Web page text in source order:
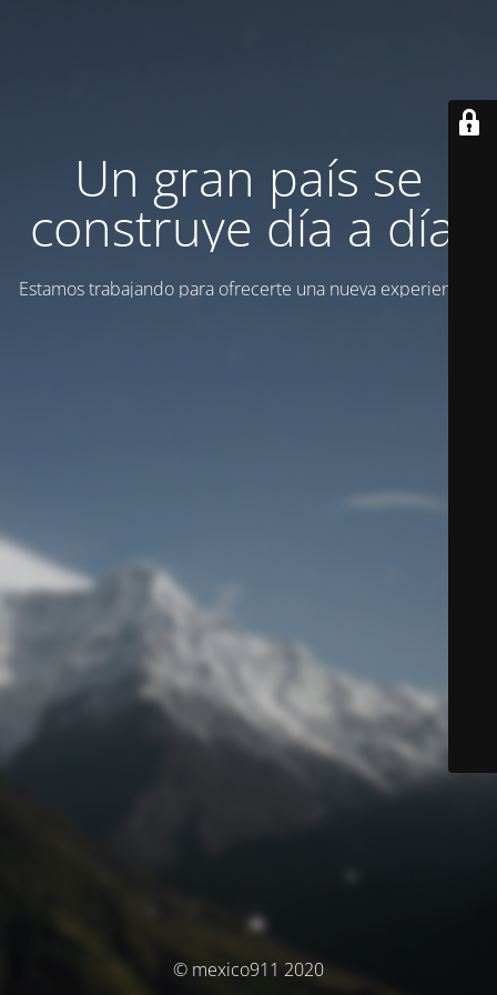
Un gran país se
construye día a día.
Estamos trabajando para ofrecerte una nueva experiencia.
© mexico911 2020